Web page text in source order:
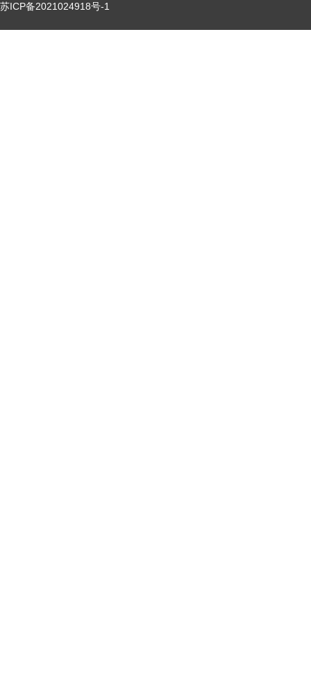
苏ICP备2021024918号-1